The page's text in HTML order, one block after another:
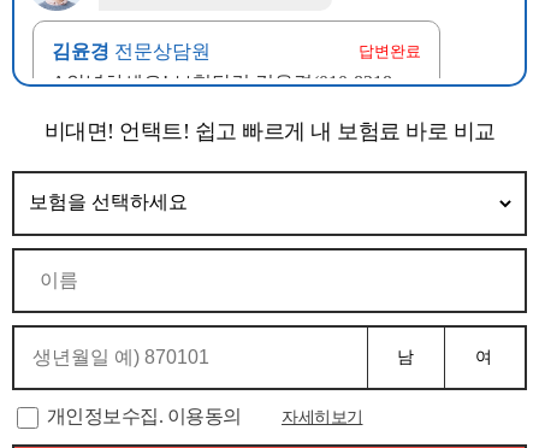
비대면! 언택트! 쉽고 빠르게 내 보험료 바로 비교
남 여
개인정보수집. 이용동의 자세히보기